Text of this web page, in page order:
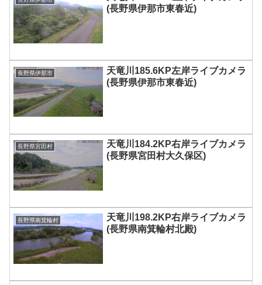
(長野県伊那市東春近)
長野県伊那市
天竜川185.6KP左岸ライブカメラ
(長野県伊那市東春近)
長野県宮田村
天竜川184.2KP右岸ライブカメラ
(長野県宮田村大久保区)
長野県南箕輪村
天竜川198.2KP右岸ライブカメラ
(長野県南箕輪村北殿)